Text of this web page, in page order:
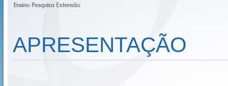
APRESENTAÇÃO